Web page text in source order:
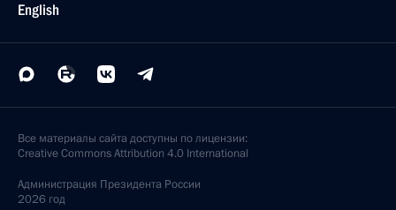
English
Все материалы сайта доступны по лицензии:
Creative Commons Attribution 4.0 International
Администрация Президента России
2026 год